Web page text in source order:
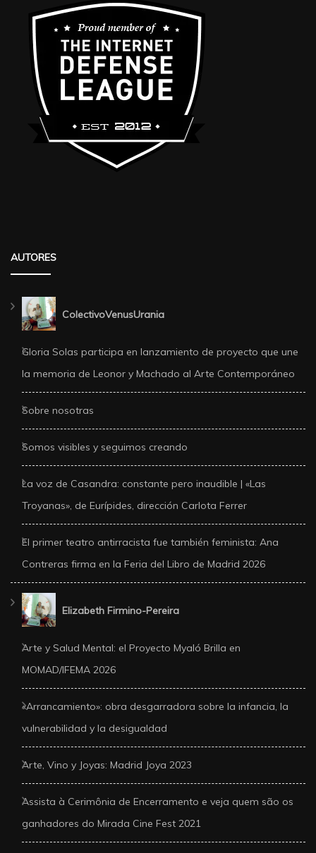
AUTORES
ColectivoVenusUrania
Gloria Solas participa en lanzamiento de proyecto que une
la memoria de Leonor y Machado al Arte Contemporáneo
Sobre nosotras
Somos visibles y seguimos creando
La voz de Casandra: constante pero inaudible | «Las
Troyanas», de Eurípides, dirección Carlota Ferrer
El primer teatro antirracista fue también feminista: Ana
Contreras firma en la Feria del Libro de Madrid 2026
Elizabeth Firmino-Pereira
Arte y Salud Mental: el Proyecto Myaló Brilla en
MOMAD/IFEMA 2026
«Arrancamiento»: obra desgarradora sobre la infancia, la
vulnerabilidad y la desigualdad
Arte, Vino y Joyas: Madrid Joya 2023
Assista à Cerimônia de Encerramento e veja quem são os
ganhadores do Mirada Cine Fest 2021